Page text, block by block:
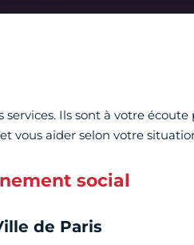
Ils sont à votre écoute
vous aider selon votre
social
de Paris